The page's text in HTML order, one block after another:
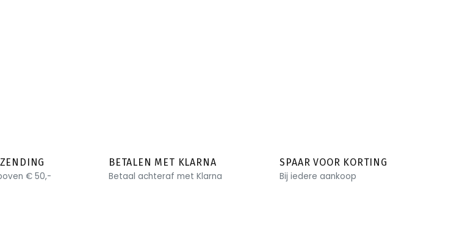
€ 50,-
BETALEN MET KLARNA
Betaal achteraf met Klarna
SPAAR VOOR KORTING
Bij iedere aankoop